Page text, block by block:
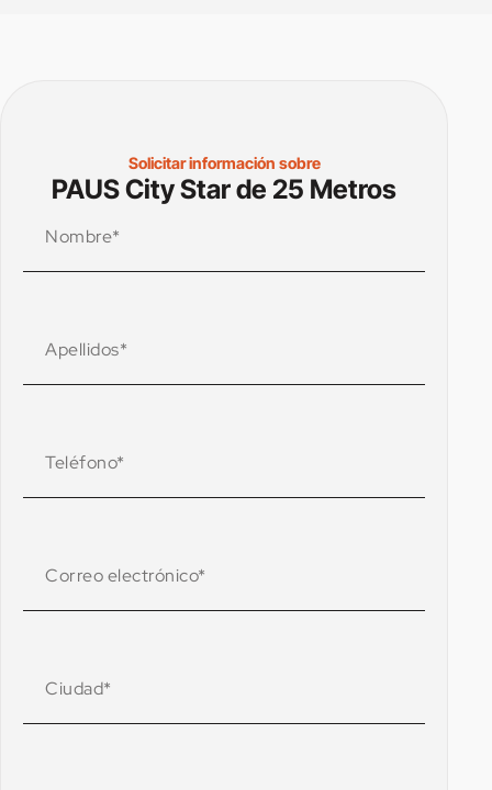
Solicitar información sobre
PAUS City Star de 25 Metros